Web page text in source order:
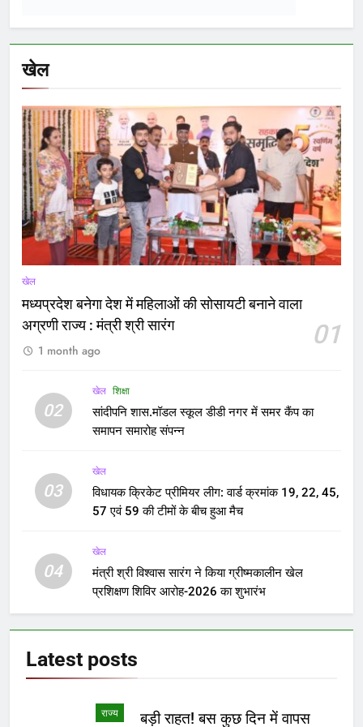
02
सांदीपनि शास.मॉडल स्कूल डीडी नगर में समर कैंप का
समापन समारोह संपन्न
03
विधायक क्रिकेट प्रीमियर लीग: वार्ड क्रमांक 19, 22, 45,
57 एवं 59 की टीमों के बीच हुआ मैच
04
खेल
मंत्री श्री विश्वास सारंग ने किया ग्रीष्मकालीन खेल
प्रशिक्षण शिविर आरोह-2026 का शुभारंभ
Latest
राज्य
बड़ी राहत! बस कुछ दिन में वापस
FEATURED
Delhi Ordinance Case:
FEATURED
Yugkranti 3 years ago
क्राइम
राज्य school में भूत की अफवाह से बच्चे